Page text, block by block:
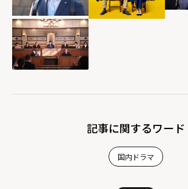
記事に関するワード
国内ドラマ